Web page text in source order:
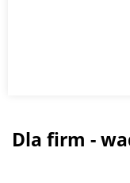
Dla firm -